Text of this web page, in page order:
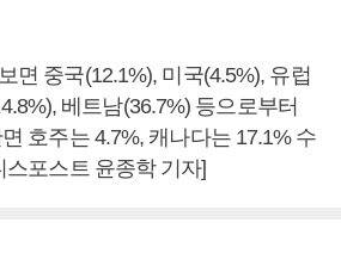
면 중국(12.1%), 미국(4.5%), 유럽
베트남(36.7%) 등으로부터
호주는 4.7%, 캐나다는 17.1% 수
포스트 윤종학 기자]